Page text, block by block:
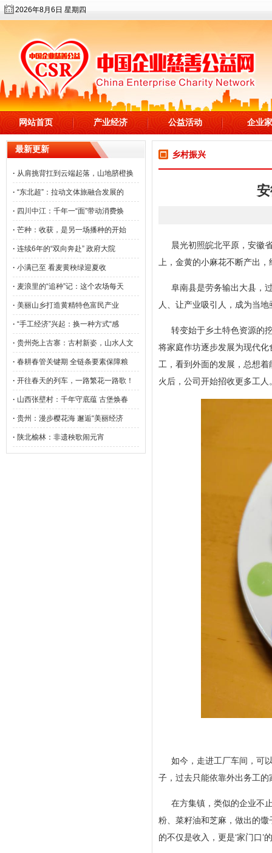
2026年8月6日 星期四
网站首页 产业经济 公益活动 企业家
最新更新
· 从肩挑背扛到云端起落，山地脐橙换
· “东北超”：拉动文体旅融合发展的
· 四川中江：千年一“面”带动消费焕
· 芒种：收获，是另一场播种的开始
· 连续6年的“双向奔赴” 政府大院
· 小满已至 看麦黄秧绿迎夏收
· 麦浪里的“追种”记：这个农场每天
· 美丽山乡打造黄精特色富民产业
· “手工经济”兴起：换一种方式“感
· 贵州尧上古寨：古村新姿，山水人文
· 春耕春管关键期 全链条要素保障粮
· 开往春天的列车，一路繁花一路歌！
· 山西张壁村：千年守底蕴 古堡焕春
· 贵州：漫步樱花海 邂逅“美丽经济
· 陕北榆林：非遗秧歌闹元宵
乡村振兴
晨光初照皖北平原，安徽
上，金黄的小麻花不断产出
阜南县是劳务输出大县，
人、让产业吸引人，成为当
转变始于乡土特色资源的
将家庭作坊逐步发展为现代
工，看到外面的发展，总想
火后，公司开始招收更多工人
如今，走进工厂车间，可
子，过去只能依靠外出务工
在方集镇，类似的企业不
粉、菜籽油和芝麻，做出的
的不仅是收入，更是‘家门口’